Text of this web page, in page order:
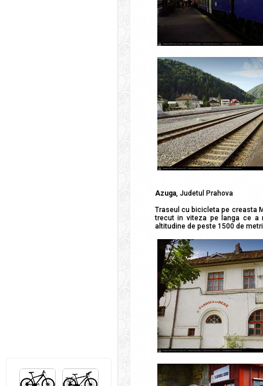
Azuga, Judetul Prahova
Traseul cu bicicleta pe creasta
trecut in viteza pe langa ce a
altitudine de peste 1500 de